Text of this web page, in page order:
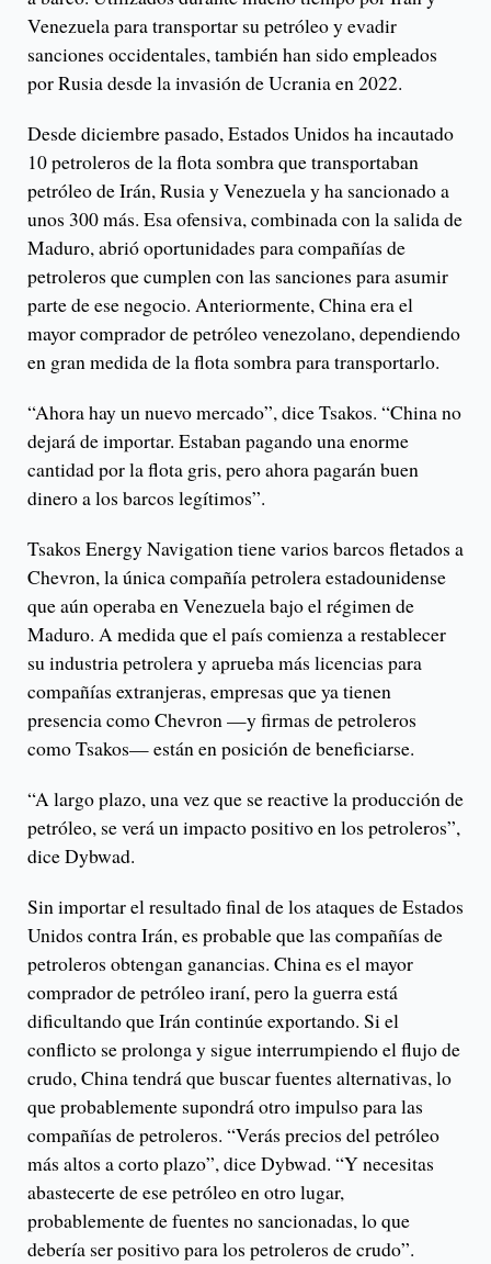
Venezuela para transportar su petróleo y evadir
sanciones occidentales, también han sido empleados
por Rusia desde la invasión de Ucrania en 2022.
Desde diciembre pasado, Estados Unidos ha incautado
10 petroleros de la flota sombra que transportaban
petróleo de Irán, Rusia y Venezuela y ha sancionado a
unos 300 más. Esa ofensiva, combinada con la salida de
Maduro, abrió oportunidades para compañías de
petroleros que cumplen con las sanciones para asumir
parte de ese negocio. Anteriormente, China era el
mayor comprador de petróleo venezolano, dependiendo
en gran medida de la flota sombra para transportarlo.
“Ahora hay un nuevo mercado”, dice Tsakos. “China no
dejará de importar. Estaban pagando una enorme
cantidad por la flota gris, pero ahora pagarán buen
dinero a los barcos legítimos”.
Tsakos Energy Navigation tiene varios barcos fletados a
Chevron, la única compañía petrolera estadounidense
que aún operaba en Venezuela bajo el régimen de
Maduro. A medida que el país comienza a restablecer
su industria petrolera y aprueba más licencias para
compañías extranjeras, empresas que ya tienen
presencia como Chevron —y firmas de petroleros
como Tsakos— están en posición de beneficiarse.
“A largo plazo, una vez que se reactive la producción de
petróleo, se verá un impacto positivo en los petroleros”,
dice Dybwad.
Sin importar el resultado final de los ataques de Estados
Unidos contra Irán, es probable que las compañías de
petroleros obtengan ganancias. China es el mayor
comprador de petróleo iraní, pero la guerra está
dificultando que Irán continúe exportando. Si el
conflicto se prolonga y sigue interrumpiendo el flujo de
crudo, China tendrá que buscar fuentes alternativas, lo
que probablemente supondrá otro impulso para las
compañías de petroleros. “Verás precios del petróleo
más altos a corto plazo”, dice Dybwad. “Y necesitas
abastecerte de ese petróleo en otro lugar,
probablemente de fuentes no sancionadas, lo que
debería ser positivo para los petroleros de crudo”.